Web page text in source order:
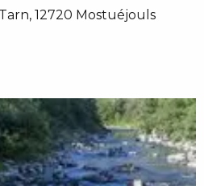
12720 Mostuéjouls
favoris